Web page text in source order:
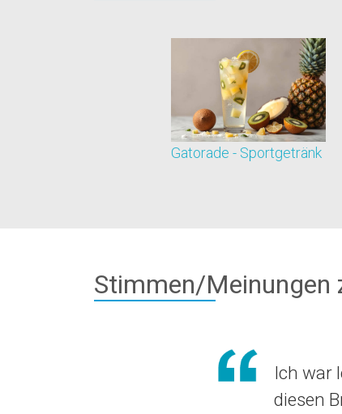
Gatorade - Sportgetränk
Stimmen/Meinungen
Ich war
diesen